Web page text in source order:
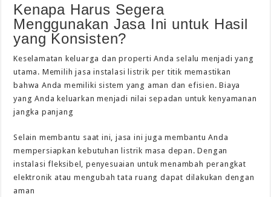
Kenapa Harus Segera
Menggunakan Jasa Ini untuk Hasil
yang Konsisten?
Keselamatan keluarga dan properti Anda selalu menjadi yang
utama. Memilih jasa instalasi listrik per titik memastikan
bahwa Anda memiliki sistem yang aman dan efisien. Biaya
yang Anda keluarkan menjadi nilai sepadan untuk kenyamanan
jangka panjang
Selain membantu saat ini, jasa ini juga membantu Anda
mempersiapkan kebutuhan listrik masa depan. Dengan
instalasi fleksibel, penyesuaian untuk menambah perangkat
elektronik atau mengubah tata ruang dapat dilakukan dengan
aman